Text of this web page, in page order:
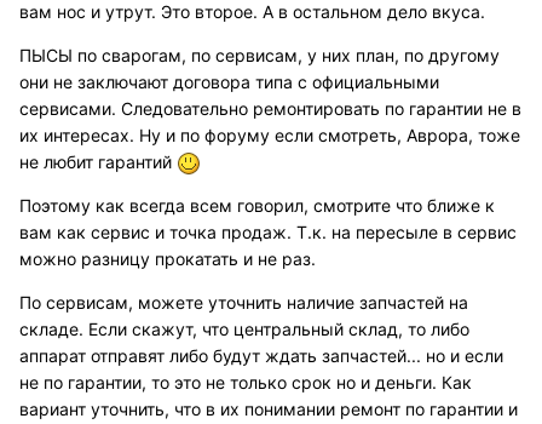
вам нос и утрут. Это второе. А в остальном дело вкуса.
ПЫСЫ по сварогам, по сервисам, у них план, по другому
они не заключают договора типа с официальными
сервисами. Следовательно ремонтировать по гарантии не в
их интересах. Ну и по форуму если смотреть, Аврора, тоже
не любит гарантий
Поэтому как всегда всем говорил, смотрите что ближе к
вам как сервис и точка продаж. Т.к. на пересыле в сервис
можно разницу прокатать и не раз.
По сервисам, можете уточнить наличие запчастей на
складе. Если скажут, что центральный склад, то либо
аппарат отправят либо будут ждать запчастей... но и если
не по гарантии, то это не только срок но и деньги. Как
вариант уточнить, что в их понимании ремонт по гарантии и